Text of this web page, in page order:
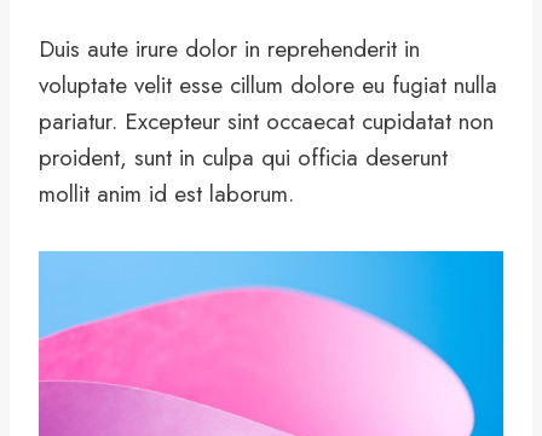
Duis aute irure dolor in reprehenderit in
voluptate velit esse cillum dolore eu fugiat nulla
pariatur. Excepteur sint occaecat cupidatat non
proident, sunt in culpa qui officia deserunt
mollit anim id est laborum.